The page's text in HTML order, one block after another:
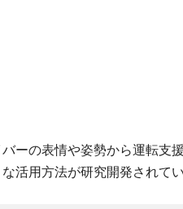
ーの表情や姿勢から運転支
活用方法が研究開発されてい